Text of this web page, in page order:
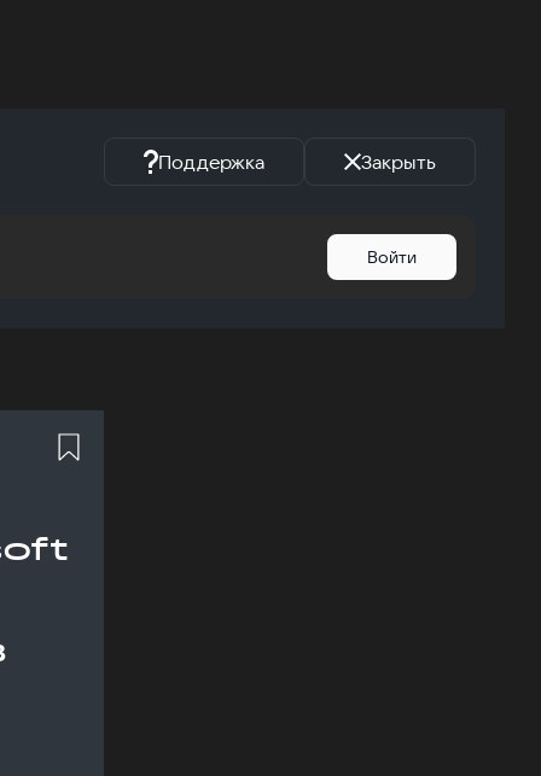
Поддержка Закрыть
Войти